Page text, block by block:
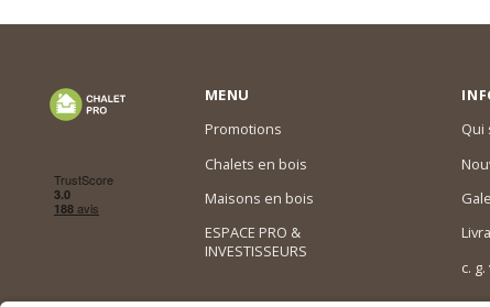
MENU
Promotions
Chalets en bois
Maisons en bois
ESPACE PRO &
INVESTISSEURS
Qui
c.